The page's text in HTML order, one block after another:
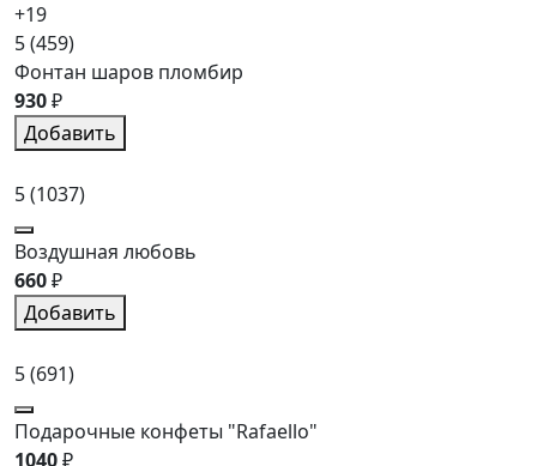
+19
5(459)
Фонтан шаров пломбир
930₽
Добавить
5(1037)
Воздушная любовь
660₽
Добавить
5(691)
Подарочные конфеты "Rafaello"
1040₽